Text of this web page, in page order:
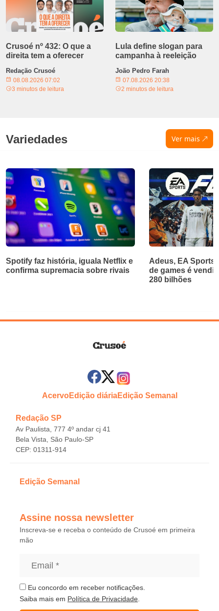
Crusoé nº 432: O que a
direita tem a oferecer
Redação Crusoé
08.08.2026 07:02
3 minutos de leitura
Lula define slogan para
campanha à reeleição
João Pedro Farah
07.08.2026 20:38
2 minutos de leitura
Variedades Ver mais
Spotify faz história, iguala Netflix e
confirma supremacia sobre rivais
Adeus, EA
de games é
280 bilhões
AcervoEdição diáriaEdição Semanal
Redação SP
Av Paulista, 777 4º andar cj 41
Bela Vista, São Paulo-SP
CEP: 01311-914
Edição Semanal
Assine nossa newsletter
Inscreva-se e receba o conteúdo de Crusoé em primeira
mão
Eu concordo em receber notificações.
Saiba mais em Política de Privacidade